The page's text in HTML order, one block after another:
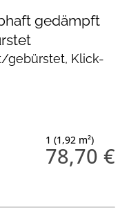
gedämpft
gebürstet, Klick-
1 (1,92 m²)
78,70 €